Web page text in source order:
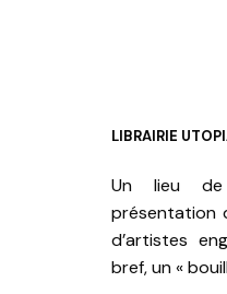
LIBRAIRIE
Un lieu de
présentation
d’artistes
bref, un «